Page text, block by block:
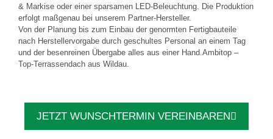
& Markise oder einer sparsamen LED-Beleuchtung. Die Produktion
erfolgt maßgenau bei unserem Partner-Hersteller.
Von der Planung bis zum Einbau der genormten Fertigbauteile
nach Herstellervorgabe durch geschultes Personal an einem Tag
und der besenreinen Übergabe alles aus einer Hand.Ambitop –
Top-Terrassendach aus Wildau.
JETZT WUNSCHTERMIN VEREINBAREN